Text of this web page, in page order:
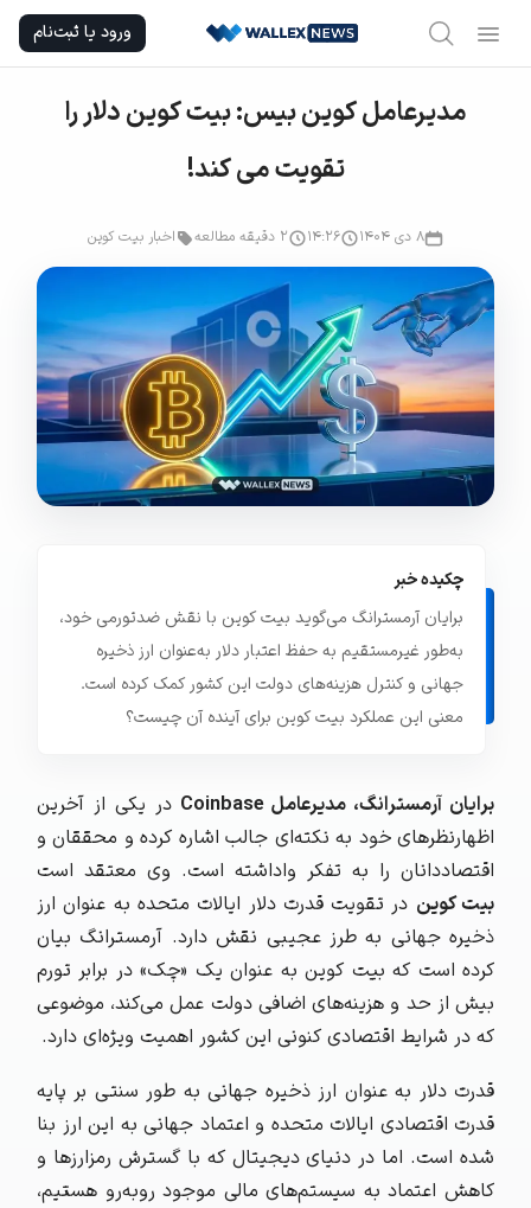
content
ورود یا ثبت‌نام
مدیرعامل کوین بیس: بیت‌ کوین دلار را
تقویت می کند!
۸ دی ۱۴۰۴ ۱۴:۲۶ 2 دقیقه مطالعه اخبار بیت کوین
چکیده خبر
برایان آرمسترانگ می‌گوید بیت‌ کوین با نقش ضدتورمی خود،
به‌طور غیرمستقیم به حفظ اعتبار دلار به‌عنوان ارز ذخیره
جهانی و کنترل هزینه‌های دولت این کشور کمک کرده است.
معنی این عملکرد بیت کوین برای آینده آن چیست؟
برایان آرمسترانگ، مدیرعامل Coinbase
در یکی از آخرین
اظهارنظرهای خود به نکته‌ای جالب اشاره کرده و محققان و
اقتصاددانان را به تفکر واداشته است. وی معتقد است
بیت‌ کوین در تقویت قدرت دلار ایالات متحده به عنوان ارز
ذخیره جهانی به طرز عجیبی نقش دارد. آرمسترانگ بیان
کرده است که بیت‌ کوین به عنوان یک «چک» در برابر تورم
بیش از حد و هزینه‌های اضافی دولت عملمی‌کند، موضوعی
که در شرایط اقتصادی کنونی این کشور اهمیت ویژه‌ای دارد.
قدرت دلار به عنوان ارز ذخیره جهانی به طور سنتی بر پایه
قدرت اقتصادی ایالات متحده و اعتماد جهانی به این ارز بنا
شده است. اما در دنیای دیجیتال که با گسترش رمزارزها و
کاهش اعتماد به سیستم‌های مالی موجود روبه‌رو هستیم،